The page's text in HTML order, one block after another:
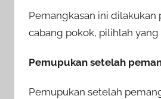
Pemangkasan ini
cabang pokok, pilihlah yang
Pemupukan setelah
Pemupukan setelah